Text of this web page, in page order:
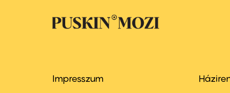
Footer
Impresszum